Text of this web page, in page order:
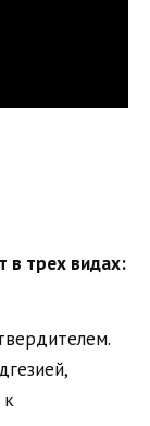
в трех видах:
к